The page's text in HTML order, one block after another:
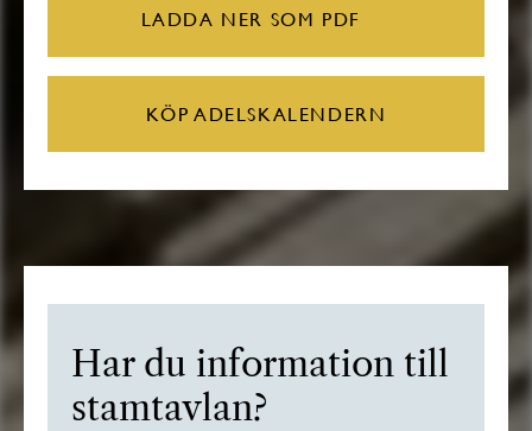
LADDA NER SOM PDF
KÖP ADELSKALENDERN
Har du information till
stamtavlan?